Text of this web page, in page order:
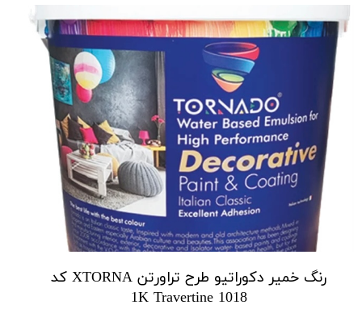
رنگ خمیر دکوراتیو طرح تراورتن XTORNA کد
1018 1K Travertine